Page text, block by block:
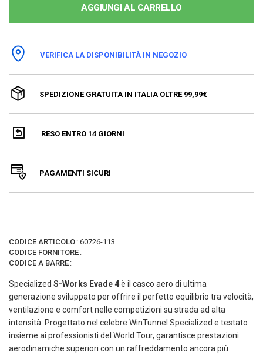
AGGIUNGI AL CARRELLO
VERIFICA LA DISPONIBILITÀ IN NEGOZIO
SPEDIZIONE GRATUITA IN ITALIA OLTRE 99,99€
RESO ENTRO 14 GIORNI
PAGAMENTI SICURI
CODICE ARTICOLO : 60726-113
CODICE FORNITORE :
CODICE A BARRE :
Specialized S-Works Evade 4è il casco aero di ultima
generazione sviluppato per offrire il perfetto equilibrio tra velocità,
ventilazione e comfort nelle competizioni su strada ad alta
intensità. Progettato nel celebre WinTunnel Specialized e testato
insieme ai professionisti del World Tour, garantisce prestazioni
aerodinamiche superiori con un raffreddamento ancora più